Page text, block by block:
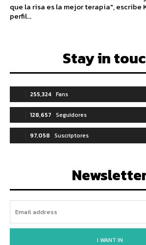
que la risa es la mejor terapia", escribe
perfil...
Stay in
255,324 Fans
128,657 Seguidores
97,058 Suscriptores
I WANT IN